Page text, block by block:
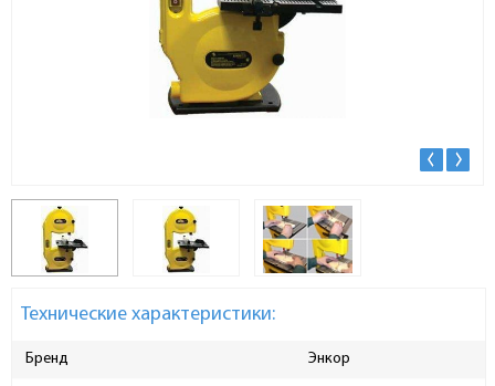
Технические характеристики:
Бренд Энкор